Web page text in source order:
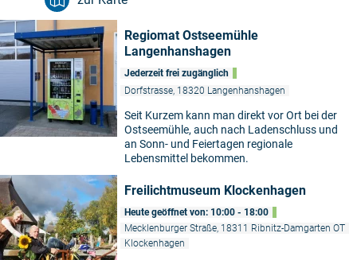
Regiomat Ostseemühle
Langenhanshagen
Jederzeit frei zugänglich
Dorfstrasse, 18320 Langenhanshagen
Seit Kurzem kann man direkt vor Ort bei der
Ostseemühle, auch nach Ladenschluss und
an Sonn- und Feiertagen regionale
Lebensmittel bekommen.
Freilichtmuseum Klockenhagen
Heute geöffnet von: 10:00 - 18:00
Mecklenburger Straße, 18311 Ribnitz-Damgarten OT
Klockenhagen